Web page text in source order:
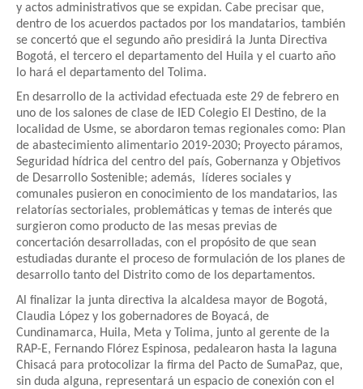
y actos administrativos que se expidan. Cabe precisar que,
dentro de los acuerdos pactados por los mandatarios, también
se concertó que el segundo año presidirá la Junta Directiva
Bogotá, el tercero el departamento del Huila y el cuarto año
lo hará el departamento del Tolima.
En desarrollo de la actividad efectuada este 29 de febrero en
uno de los salones de clase de IED Colegio El Destino, de la
localidad de Usme, se abordaron temas regionales como: Plan
de abastecimiento alimentario 2019-2030; Proyecto páramos,
Seguridad hídrica del centro del país, Gobernanza y Objetivos
de Desarrollo Sostenible; además, líderes sociales y
comunales pusieron en conocimiento de los mandatarios, las
relatorías sectoriales, problemáticas y temas de interés que
surgieron como producto de las mesas previas de
concertación desarrolladas, con el propósito de que sean
estudiadas durante el proceso de formulación de los planes de
desarrollo tanto del Distrito como de los departamentos.
Al finalizar la junta directiva la alcaldesa mayor de Bogotá,
Claudia López y los gobernadores de Boyacá, de
Cundinamarca, Huila, Meta y Tolima, junto al gerente de la
RAP-E, Fernando Flórez Espinosa, pedalearon hasta la laguna
Chisacá para protocolizar la firma del Pacto de SumaPaz, que,
sin duda alguna, representará un espacio de conexión con el